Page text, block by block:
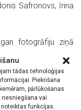
tādas tehnoloģijas
Piekrišana
pārlūkošanas
nesniegšana vai
funkcijas.
Safronovs, Irina
fotogrāfiju ziņā
fiksēta ne
detaļas, viss
milzīgs foto arhīvs.
izvēlētas 675, bet